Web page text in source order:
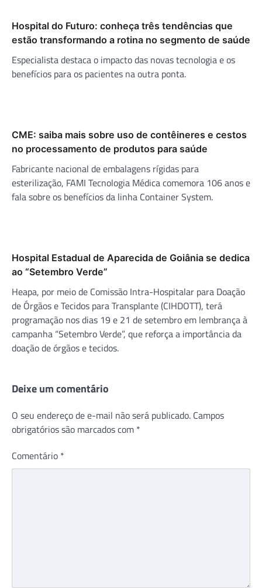
Hospital do Futuro: conheça três tendências que
estão transformando a rotina no segmento de saúde
Especialista destaca o impacto das novas tecnologia e os
benefícios para os pacientes na outra ponta.
CME: saiba mais sobre uso de contêineres e cestos
no processamento de produtos para saúde
Fabricante nacional de embalagens rígidas para
esterilização, FAMI Tecnologia Médica comemora 106 anos e
fala sobre os benefícios da linha Container System.
Hospital Estadual de Aparecida de Goiânia se dedica
ao “Setembro Verde”
Heapa, por meio de Comissão Intra-Hospitalar para Doação
de Órgãos e Tecidos para Transplante (CIHDOTT), terá
programação nos dias 19 e 21 de setembro em lembrança à
campanha “Setembro Verde”, que reforça a importância da
doação de órgãos e tecidos.
Deixe um comentário
O seu endereço de e-mail não será publicado. Campos
obrigatórios são marcados com *
Comentário *